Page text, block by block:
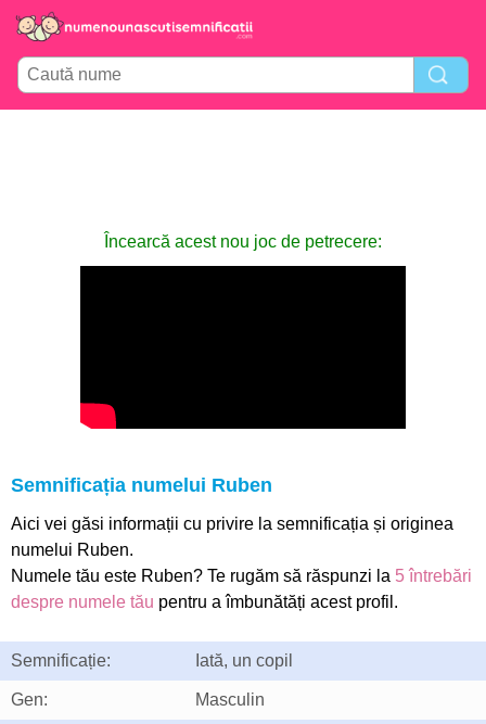
Încearcă acest nou joc de petrecere:
Semnificația numelui Ruben
Aici vei găsi informații cu privire la semnificația și originea
numelui Ruben.
Numele tău este Ruben? Te rugăm să răspunzi la 5 întrebări
despre numele tău pentru a îmbunătăți acest profil.
Semnificație: Iată, un copil
Gen: Masculin